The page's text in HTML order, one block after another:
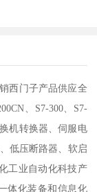
门子产品供应全
、S7-300、S7-
机转换器、伺服电
低压断路器、软启
工业自动化科技产
体化装备和信息化